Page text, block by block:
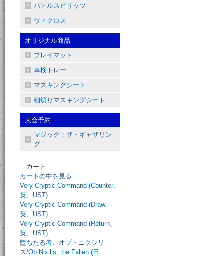
バトルスピリッツ
ウィクロス
オリジナル商品
プレイマット
車検トレー
マスキングシート
細切りマスキングシート
大会予約
マジック：ザ・ギャザリン
グ
｜カート
カートの中を見る
Very Cryptic Command (Counter、
英、UST)
Very Cryptic Command (Draw、
英、UST)
Very Cryptic Command (Return、
英、UST)
堕ちたる者、オブ・ニクシリ
ス/Ob Nixilis, the Fallen (日